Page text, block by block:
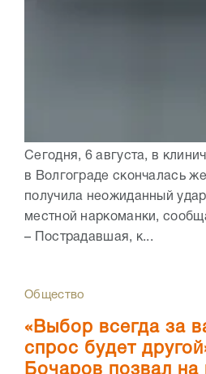
Сегодня, 6 августа, в
в Волгограде скончалась
получила неожиданный
местной наркоманки,
– Пострадавшая, к...
Общество
«Выбор всегда за
спрос будет
Бочаров позвал на